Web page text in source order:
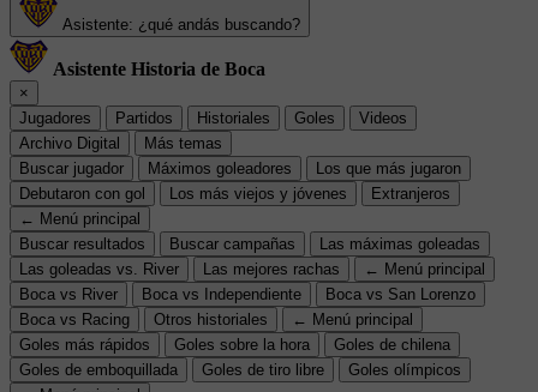
Asistente: ¿qué andás buscando?
Asistente Historia de Boca
×
Jugadores
Partidos Historiales Goles
Videos
Archivo Digital
Más temas
Buscar jugador
Máximos goleadores
Los que más jugaron
Debutaron con gol
Los más viejos y jóvenes
Extranjeros
← Menú principal
Buscar resultados
Buscar campañas
Las máximas goleadas
Las goleadas vs. River
Las mejores rachas
← Menú principal
Boca vs River
Boca vs Independiente
Boca vs San Lorenzo
Boca vs Racing
Otros historiales
← Menú principal
Goles más rápidos
Goles sobre la hora
Goles de chilena
Goles de emboquillada
Goles de tiro libre
Goles olímpicos